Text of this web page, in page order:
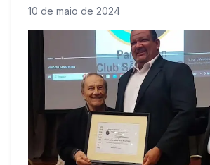
10 de maio de 2024